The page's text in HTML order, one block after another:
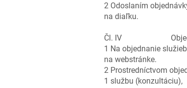
2 Odoslaním
na diaľku.
Čl. IV
1 Na objednanie
na webstránke.
2 Prostredníctvom
1 službu (konzultáciu),